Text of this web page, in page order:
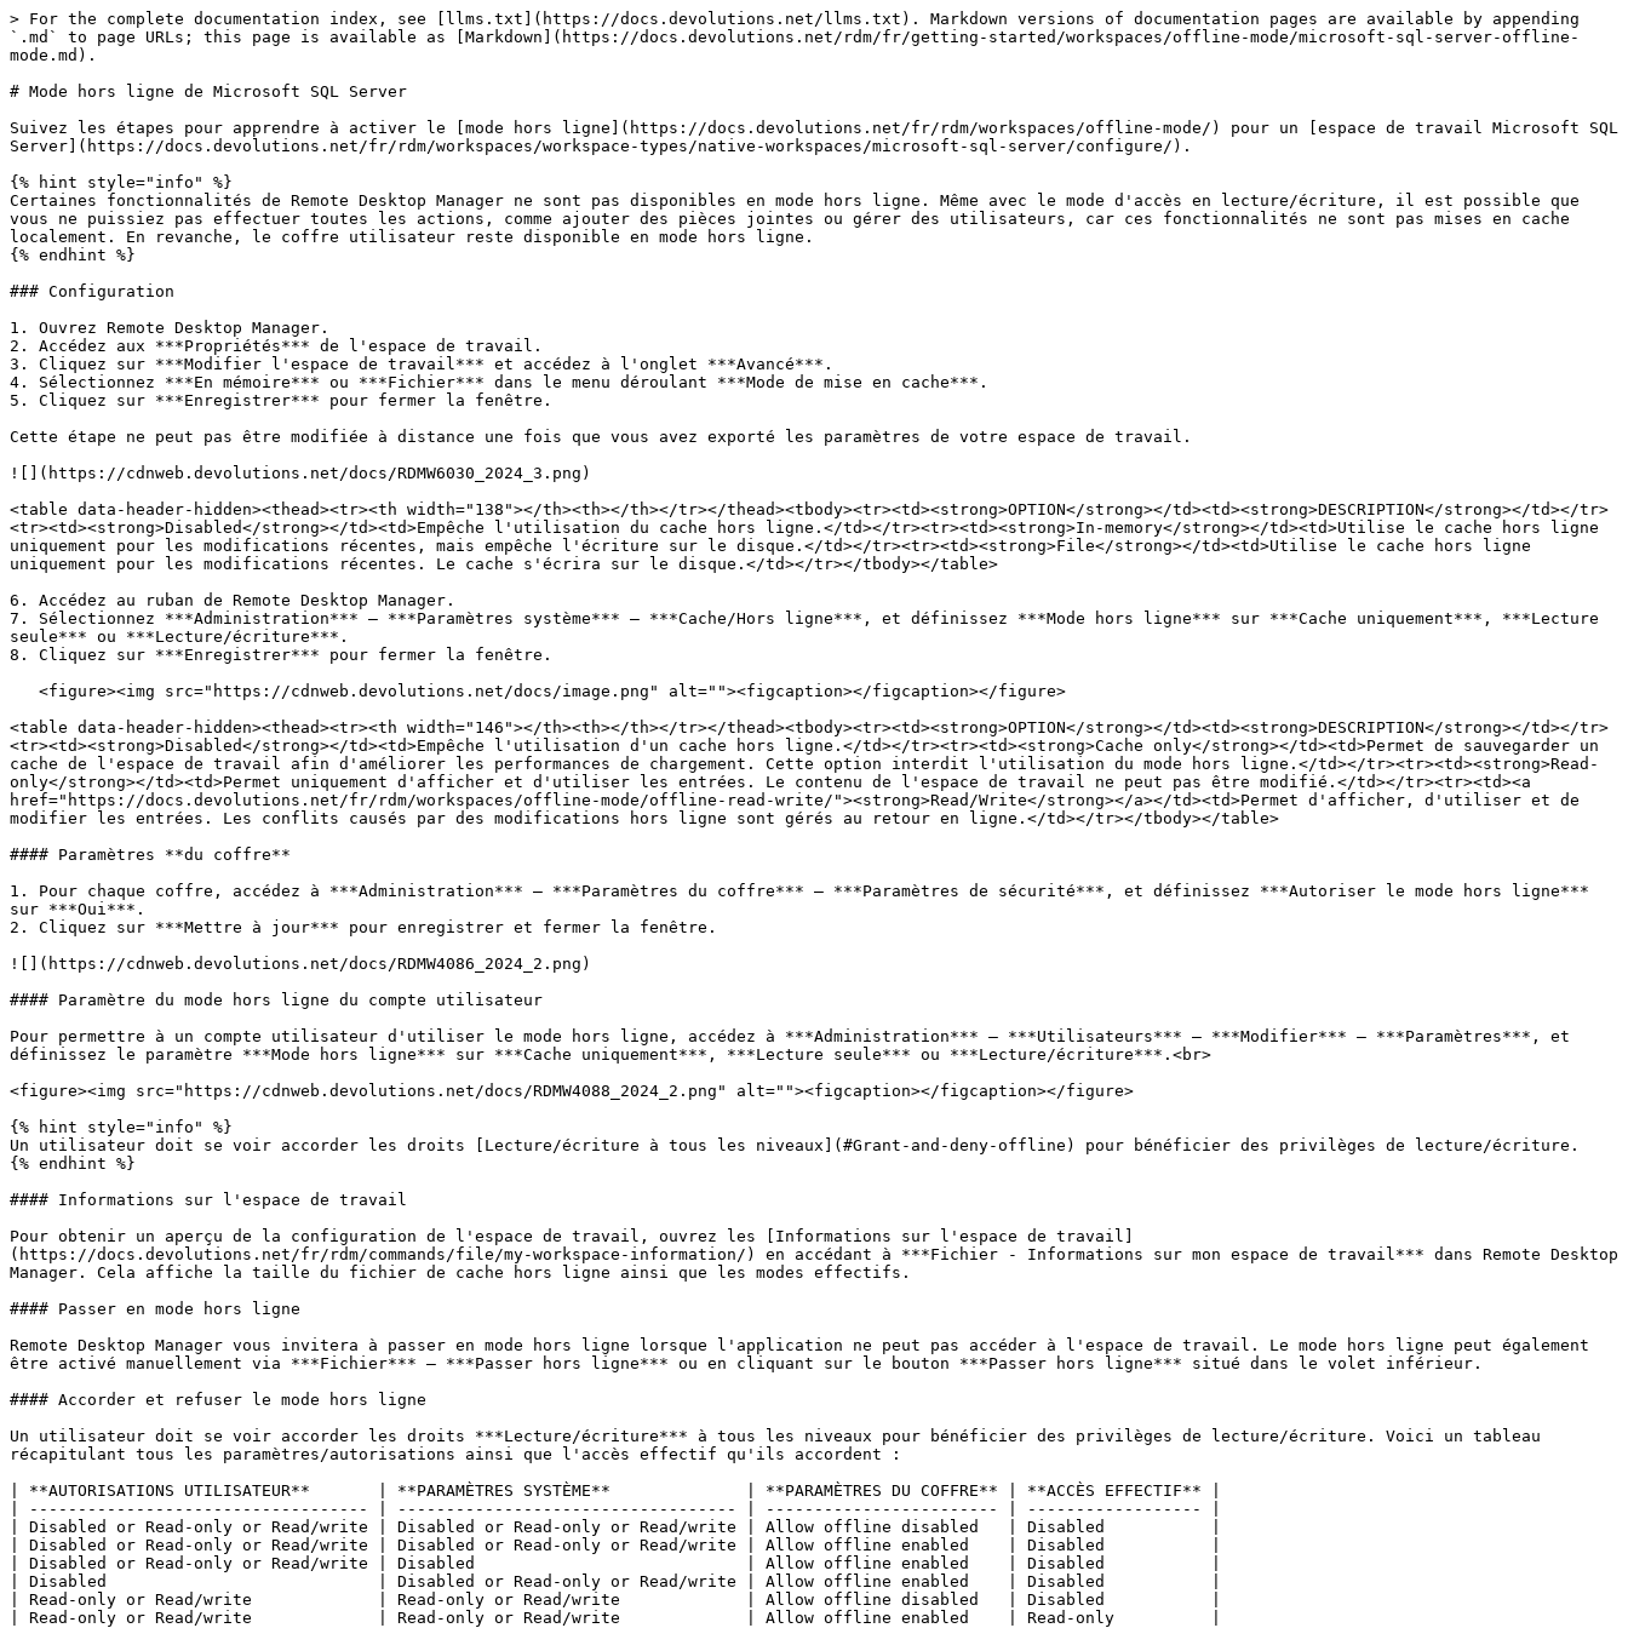
> For the complete documentation index, see [llms.txt](https://docs.devolutions.net/llms.txt). Markdown versions of documentation pages are available by appending
`.md` to page URLs; this page is available as [Markdown](https://docs.devolutions.net/rdm/fr/getting-started/workspaces/offline-mode/microsoft-sql-server-offline-
mode.md).
# Mode hors ligne de Microsoft SQL Server
Suivez les étapes pour apprendre à activer le [mode hors ligne](https://docs.devolutions.net/fr/rdm/workspaces/offline-mode/) pour un [espace de travail Microsoft SQL
Server](https://docs.devolutions.net/fr/rdm/workspaces/workspace-types/native-workspaces/microsoft-sql-server/configure/).
{% hint style="info" %}
Certaines fonctionnalités de Remote Desktop Manager ne sont pas disponibles en mode hors ligne. Même avec le mode d'accès en lecture/écriture, il est possible que
vous ne puissiez pas effectuer toutes les actions, comme ajouter des pièces jointes ou gérer des utilisateurs, car ces fonctionnalités ne sont pas mises en cache
localement. En revanche, le coffre utilisateur reste disponible en mode hors ligne.
{% endhint %}
### Configuration
1. Ouvrez Remote Desktop Manager.
2. Accédez aux ***Propriétés*** de l'espace de travail.
3. Cliquez sur ***Modifier l'espace de travail*** et accédez à l'onglet ***Avancé***.
4. Sélectionnez ***En mémoire*** ou ***Fichier*** dans le menu déroulant ***Mode de mise en cache***.
5. Cliquez sur ***Enregistrer*** pour fermer la fenêtre.
Cette étape ne peut pas être modifiée à distance une fois que vous avez exporté les paramètres de votre espace de travail.
![](https://cdnweb.devolutions.net/docs/RDMW6030_2024_3.png)
<table data-header-hidden><thead><tr><th width="138"></th><th></th></tr></thead><tbody><tr><td><strong>OPTION</strong></td><td><strong>DESCRIPTION</strong></td></tr>
<tr><td><strong>Disabled</strong></td><td>Empêche l'utilisation du cache hors ligne.</td></tr><tr><td><strong>In-memory</strong></td><td>Utilise le cache hors ligne
uniquement pour les modifications récentes, mais empêche l'écriture sur le disque.</td></tr><tr><td><strong>File</strong></td><td>Utilise le cache hors ligne
uniquement pour les modifications récentes. Le cache s'écrira sur le disque.</td></tr></tbody></table>
6. Accédez au ruban de Remote Desktop Manager.
7. Sélectionnez ***Administration*** – ***Paramètres système*** – ***Cache/Hors ligne***, et définissez ***Mode hors ligne*** sur ***Cache uniquement***, ***Lecture
seule*** ou ***Lecture/écriture***.
8. Cliquez sur ***Enregistrer*** pour fermer la fenêtre.
<table data-header-hidden><thead><tr><th width="146"></th><th></th></tr></thead><tbody><tr><td><strong>OPTION</strong></td><td><strong>DESCRIPTION</strong></td></tr>
<tr><td><strong>Disabled</strong></td><td>Empêche l'utilisation d'un cache hors ligne.</td></tr><tr><td><strong>Cache only</strong></td><td>Permet de sauvegarder un
cache de l'espace de travail afin d'améliorer les performances de chargement. Cette option interdit l'utilisation du mode hors ligne.</td></tr><tr><td><strong>Read-
only</strong></td><td>Permet uniquement d'afficher et d'utiliser les entrées. Le contenu de l'espace de travail ne peut pas être modifié.</td></tr><tr><td><a
href="https://docs.devolutions.net/fr/rdm/workspaces/offline-mode/offline-read-write/"><strong>Read/Write</strong></a></td><td>Permet d'afficher, d'utiliser et de
modifier les entrées. Les conflits causés par des modifications hors ligne sont gérés au retour en ligne.</td></tr></tbody></table>
#### Paramètres **du coffre**
1. Pour chaque coffre, accédez à ***Administration*** – ***Paramètres du coffre*** – ***Paramètres de sécurité***, et définissez ***Autoriser le mode hors ligne***
sur ***Oui***.
2. Cliquez sur ***Mettre à jour*** pour enregistrer et fermer la fenêtre.
![](https://cdnweb.devolutions.net/docs/RDMW4086_2024_2.png)
#### Paramètre du mode hors ligne du compte utilisateur
Pour permettre à un compte utilisateur d'utiliser le mode hors ligne, accédez à ***Administration*** – ***Utilisateurs*** – ***Modifier*** – ***Paramètres***, et
définissez le paramètre ***Mode hors ligne*** sur ***Cache uniquement***, ***Lecture seule*** ou ***Lecture/écriture***.<br>
<figure><img src="https://cdnweb.devolutions.net/docs/RDMW4088_2024_2.png" alt=""><figcaption></figcaption></figure>
{% hint style="info" %}
Un utilisateur doit se voir accorder les droits [Lecture/écriture à tous les niveaux](#Grant-and-deny-offline) pour bénéficier des privilèges de lecture/écriture.
{% endhint %}
#### Informations sur l'espace de travail
Pour obtenir un aperçu de la configuration de l'espace de travail, ouvrez les [Informations sur l'espace de travail]
(https://docs.devolutions.net/fr/rdm/commands/file/my-workspace-information/) en accédant à ***Fichier - Informations sur mon espace de travail*** dans Remote Desktop
Manager. Cela affiche la taille du fichier de cache hors ligne ainsi que les modes effectifs.
#### Passer en mode hors ligne
Remote Desktop Manager vous invitera à passer en mode hors ligne lorsque l'application ne peut pas accéder à l'espace de travail. Le mode hors ligne peut également
être activé manuellement via ***Fichier*** – ***Passer hors ligne*** ou en cliquant sur le bouton ***Passer hors ligne*** situé dans le volet inférieur.
#### Accorder et refuser le mode hors ligne
Un utilisateur doit se voir accorder les droits ***Lecture/écriture*** à tous les niveaux pour bénéficier des privilèges de lecture/écriture. Voici un tableau
récapitulant tous les paramètres/autorisations ainsi que l'accès effectif qu'ils accordent :
| **AUTORISATIONS UTILISATEUR**       | **PARAMÈTRES SYSTÈME**              | **PARAMÈTRES DU COFFRE** | **ACCÈS EFFECTIF** |
| ----------------------------------- | ----------------------------------- | ------------------------ | ------------------ |
| Disabled or Read-only or Read/write | Disabled or Read-only or Read/write | Allow offline disabled   | Disabled           |
| Disabled or Read-only or Read/write | Disabled or Read-only or Read/write | Allow offline enabled    | Disabled           |
| Disabled or Read-only or Read/write | Disabled                            | Allow offline enabled    | Disabled           |
| Disabled                            | Disabled or Read-only or Read/write | Allow offline enabled    | Disabled           |
| Read-only or Read/write             | Read-only or Read/write             | Allow offline disabled   | Disabled           |
| Read-only or Read/write             | Read-only or Read/write             | Allow offline enabled    | Read-only          |